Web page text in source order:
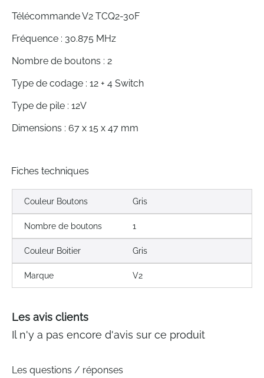
Télécommande V2 TCQ2-30F
Fréquence : 30.875 MHz
Nombre de boutons : 2
Type de codage : 12 + 4 Switch
Type de pile : 12V
Dimensions : 67 x 15 x 47 mm
Fiches techniques
Couleur Boutons Gris
Nombre de boutons 1
Couleur Boitier Gris
Marque V2
Les avis clients
Il n'y a pas encore d'avis sur ce produit
Les questions / réponses